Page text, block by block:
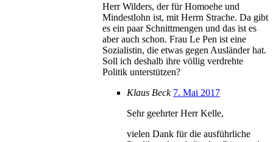
Herr Wilders, der für Homoehe und
Mindestlohn ist, mit Herrn Strache. Da gibt
es ein paar Schnittmengen und das ist es
aber auch schon. Frau Le Pen ist eine
Sozialistin, die etwas gegen Ausländer hat.
Soll ich deshalb ihre völlig verdrehte
Politik unterstützen?
Klaus Beck 7. Mai 2017
Sehr geehrter Herr Kelle,
vielen Dank für die ausführliche